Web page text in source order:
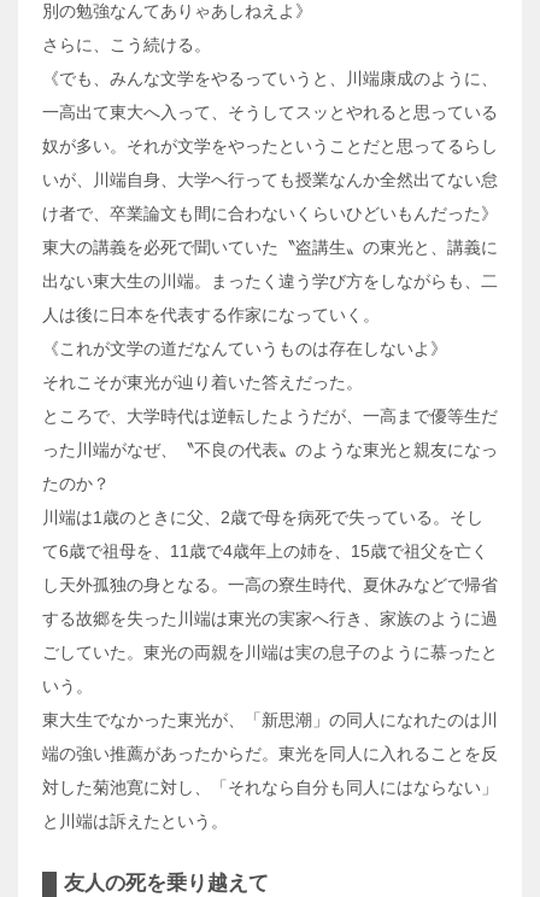
別の勉強なんてありゃあしねえよ》
さらに、こう続ける。
《でも、みんな文学をやるっていうと、川端康成のように、
一高出て東大へ入って、そうしてスッとやれると思っている
奴が多い。それが文学をやったということだと思ってるらし
いが、川端自身、大学へ行っても授業なんか全然出てない怠
け者で、卒業論文も間に合わないくらいひどいもんだった》
東大の講義を必死で聞いていた〝盗講生〟の東光と、講義に
出ない東大生の川端。まったく違う学び方をしながらも、二
人は後に日本を代表する作家になっていく。
《これが文学の道だなんていうものは存在しないよ》
それこそが東光が辿り着いた答えだった。
ところで、大学時代は逆転したようだが、一高まで優等生だ
った川端がなぜ、〝不良の代表〟のような東光と親友になっ
たのか？
川端は1歳のときに父、2歳で母を病死で失っている。そし
て6歳で祖母を、11歳で4歳年上の姉を、15歳で祖父を亡く
し天外孤独の身となる。一高の寮生時代、夏休みなどで帰省
する故郷を失った川端は東光の実家へ行き、家族のように過
ごしていた。東光の両親を川端は実の息子のように慕ったと
いう。
東大生でなかった東光が、「新思潮」の同人になれたのは川
端の強い推薦があったからだ。東光を同人に入れることを反
対した菊池寛に対し、「それなら自分も同人にはならない」
と川端は訴えたという。
友人の死を乗り越えて